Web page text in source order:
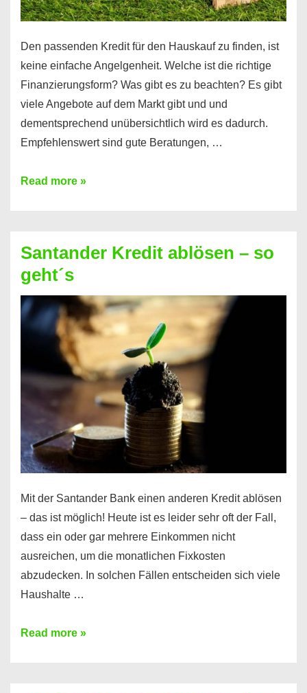
Den passenden Kredit für den Hauskauf zu finden, ist
keine einfache Angelgenheit. Welche ist die richtige
Finanzierungsform? Was gibt es zu beachten? Es gibt
viele Angebote auf dem Markt gibt und und
dementsprechend unübersichtlich wird es dadurch.
Empfehlenswert sind gute Beratungen, …
Kredit
–
So
geht’s!
Read more »
Santander Kredit ablösen – so
geht´s
Mit der Santander Bank einen anderen Kredit ablösen
– das ist möglich! Heute ist es leider sehr oft der Fall,
dass ein oder gar mehrere Einkommen nicht
ausreichen, um die monatlichen Fixkosten
abzudecken. In solchen Fällen entscheiden sich viele
Haushalte …
Santander
Read more »